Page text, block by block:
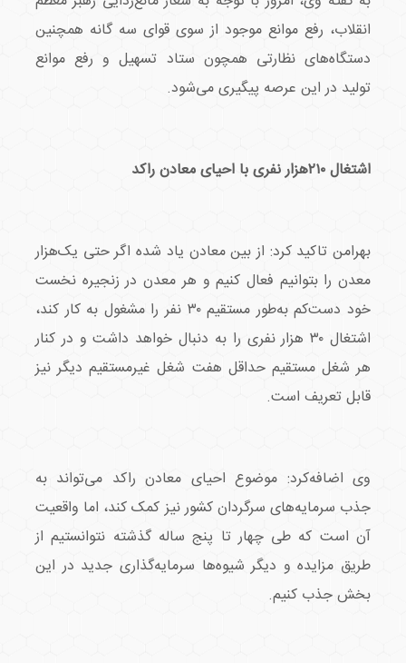
انقلاب، رفع موانع موجود از سوی قوای سه گانه همچنین
دستگاه‌های نظارتی همچون ستاد تسهیل و رفع موانع
تولید در این عرصه پیگیری می‌شود.
اشتغال ۲۱۰هزار نفری با احیای معادن راکد
بهرامن تاکید کرد: از بین معادن یاد شده اگر حتی یک‌هزار
معدن را بتوانیم فعال کنیم و هر معدن در زنجیره نخست
خود دست‌کم به‌طور مستقیم ۳۰ نفر را مشغول به کار کند،
اشتغال ۳۰ هزار نفری را به دنبال خواهد داشت و در کنار
هر شغل مستقیم حداقل هفت شغل غیرمستقیم دیگر نیز
قابل تعریف است.
وی اضافه‌کرد: موضوع احیای معادن راکد می‌تواند به
جذب سرمایه‌های سرگردان کشور نیز کمک کند، اما واقعیت
آن است که طی چهار تا پنج ساله گذشته نتوانستیم از
طریق مزایده و دیگر شیوه‌ها سرمایه‌گذاری جدید در این
بخش جذب کنیم.